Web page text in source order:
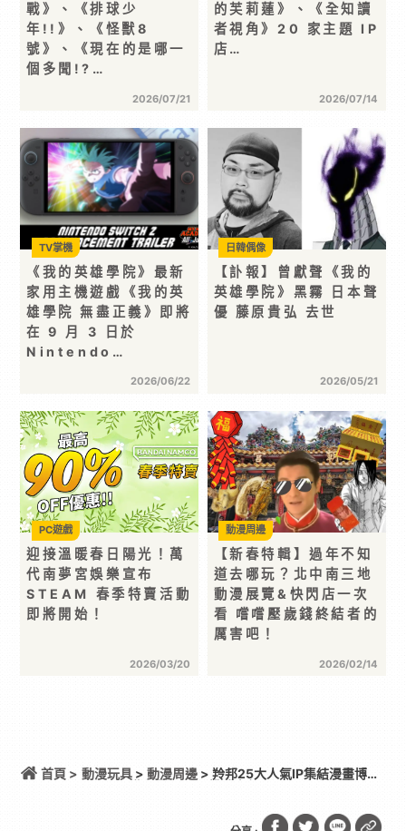
戰》、《排球少
年!!》、《怪獸8
號》、《現在的是哪一
個多聞!?…
2026/07/21
的芙莉蓮》、《全知讀
者視角》20 家主題 IP
店…
2026/07/14
《我的英雄學院》最新
家用主機遊戲《我的英
雄學院 無盡正義》即將
在 9 月 3 日於
Nintendo…
2026/06/22
TV掌機
【訃報】曾獻聲《我的
英雄學院》黑霧 日本聲
優 藤原貴弘 去世
2026/05/21
日韓偶像
迎接溫暖春日陽光！萬
代南夢宮娛樂宣布
STEAM 春季特賣活動
即將開始！
2026/03/20
PC遊戲
【新春特輯】過年不知
道去哪玩？北中南三地
動漫展覽&快閃店一次
看 嚐嚐壓歲錢終結者的
厲害吧！
2026/02/14
動漫周邊
首頁 > 動漫玩具> 動漫周邊> 羚邦25大人氣IP集結漫畫博覽
《GACHIAKUTA》超人氣作品重磅登場 多種限量福
袋、《吉伊卡哇》電影套票滿額好禮大公開